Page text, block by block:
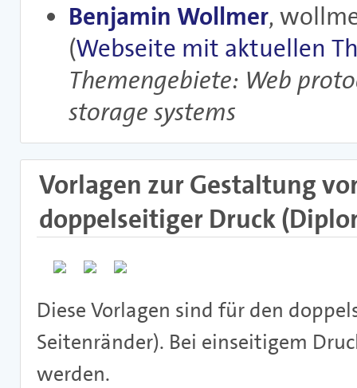
Benjamin Wollmer,
(Webseite mit aktuellen
Themengebiete: Web
storage systems
Vorlagen zur Gestaltung
doppelseitiger Druck
Diese Vorlagen sind für den
Seitenränder). Bei einseitigem
werden.